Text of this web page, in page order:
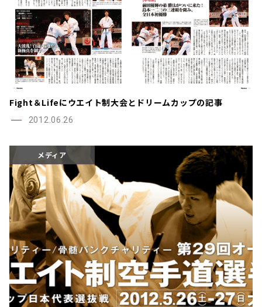
Fight＆Lifeにウエイト制大会とドリームカップの記事
2012.06.26
メディア